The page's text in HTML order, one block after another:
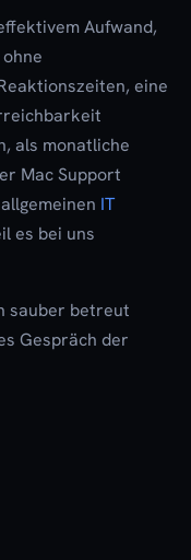
Aufwand,
eine
als monatliche
Mac Support
IT
es bei uns
sauber betreut
Gespräch der